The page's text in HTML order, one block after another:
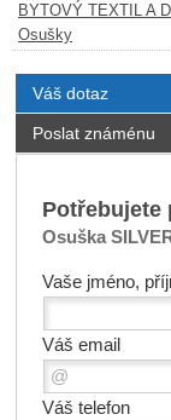
BYTOVÝ TEXTIL A
Osušky
Váš dotaz
Poslat známénu
Potřebujete
Osuška
Vaše jméno,
Váš email
Váš telefon